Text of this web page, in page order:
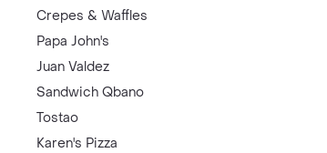
Crepes & Waffles
Papa John's
Juan Valdez
Sandwich Qbano
Tostao
Karen's Pizza